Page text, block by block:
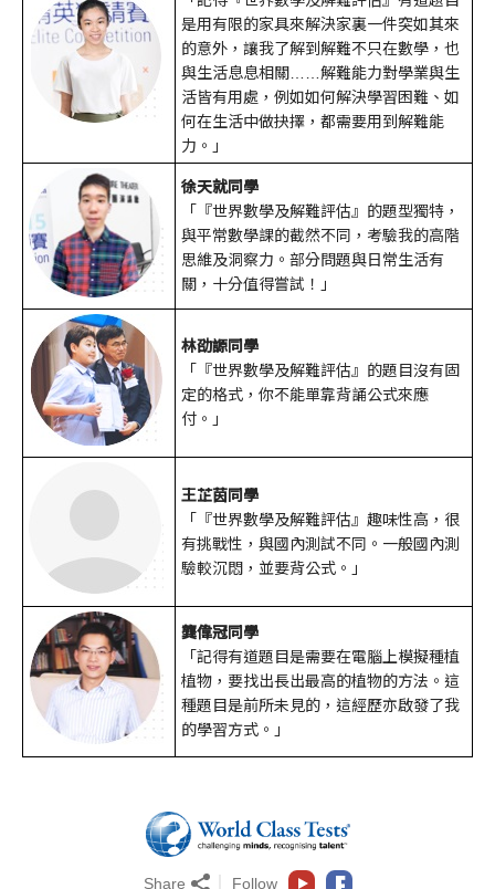
是用有限的家具來解決家裏一件突如其來
的意外，讓我了解到解難不只在數學，也
與生活息息相關……解難能力對學業與生
活皆有用處，例如如何解決學習困難、如
何在生活中做抉擇，都需要用到解難能
力。」
徐天就同學
「『世界數學及解難評估』的題型獨特，
與平常數學課的截然不同，考驗我的高階
思維及洞察力。部分問題與日常生活有
關，十分值得嘗試！」
林劭謜同學
「『世界數學及解難評估』的題目沒有固
定的格式，你不能單靠背誦公式來應
付。」
王芷茵同學
「『世界數學及解難評估』趣味性高，很
有挑戰性，與國內測試不同。一般國內測
驗較沉悶，並要背公式。」
龔偉冠同學
「記得有道題目是需要在電腦上模擬種植
植物，要找出長出最高的植物的方法。這
種題目是前所未見的，這經歷亦啟發了我
的學習方式。」
Share Follow